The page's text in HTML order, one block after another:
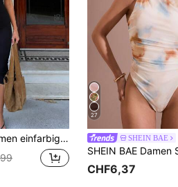
Ausschnitt, Neckholder, rückenfrei, schmal geschnitten, schwarzer Jumpsuit für den Sommer
27
SHEIN BAE
CHF6,37